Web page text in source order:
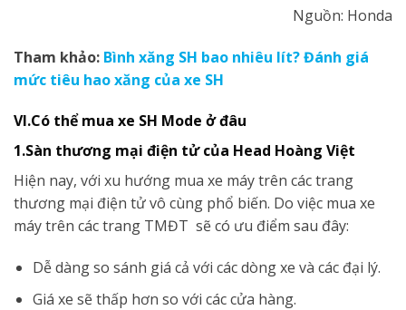
Nguồn: Honda
Tham khảo: Bình xăng SH bao nhiêu lít? Đánh giá
mức tiêu hao xăng của xe SH
VI.Có thể mua xe SH Mode ở đâu
1.Sàn thương mại điện tử của Head Hoàng Việt
Hiện nay, với xu hướng mua xe máy trên các trang
thương mại điện tử vô cùng phổ biến. Do việc mua xe
máy trên các trang TMĐT sẽ có ưu điểm sau đây:
Dễ dàng so sánh giá cả với các dòng xe và các đại lý.
Giá xe sẽ thấp hơn so với các cửa hàng.